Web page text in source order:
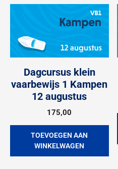
Dagcursus klein
vaarbewijs 1 Kampen
12 augustus
175,00
TOEVOEGEN AAN
WINKELWAGEN